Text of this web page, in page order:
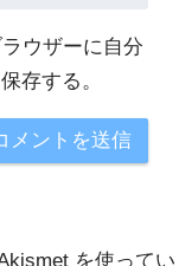
ウザーに自分
存する。
を使ってい